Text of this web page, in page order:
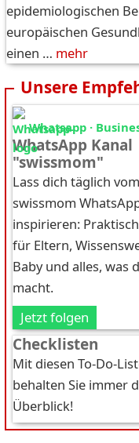
epidemiologischen
europäischen
einen … mehr
Unsere
Whatsapp ·
WhatsApp Kanal
"swissmom"
Lass dich täglich vom
swissmom
inspirieren:
für Eltern,
Baby und alles, was
macht.
Jetzt folgen
Checklisten
Mit diesen To-Do-
behalten Sie immer
Überblick!